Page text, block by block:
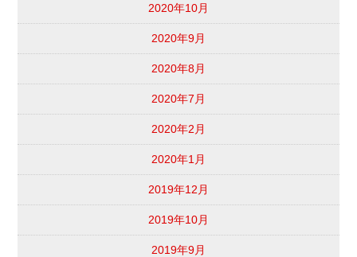
2020年10月
2020年9月
2020年8月
2020年7月
2020年2月
2020年1月
2019年12月
2019年10月
2019年9月